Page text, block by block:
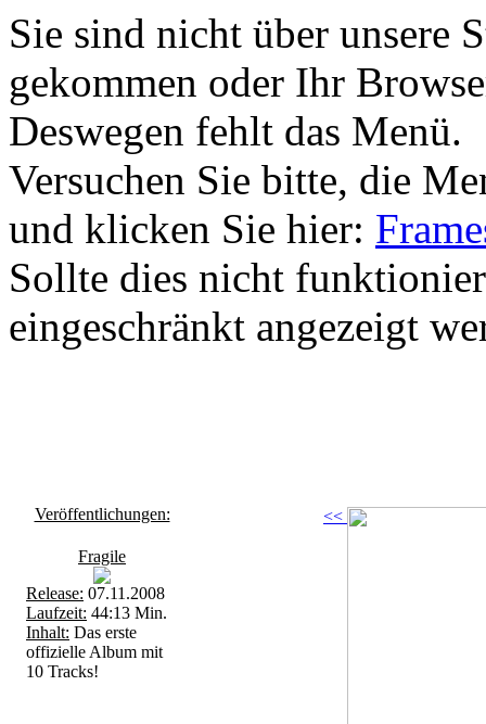
Sie sind nicht über unsere
gekommen oder Ihr
Deswegen fehlt das Menü.
Versuchen Sie bitte, die
und klicken Sie hier:
Sollte dies nicht
eingeschränkt angezeigt
Veröffentlichungen:
Fragile
Release: 07.11.2008
Laufzeit: 44:13 Min.
Inhalt: Das erste
offizielle Album mit
10 Tracks!
<<